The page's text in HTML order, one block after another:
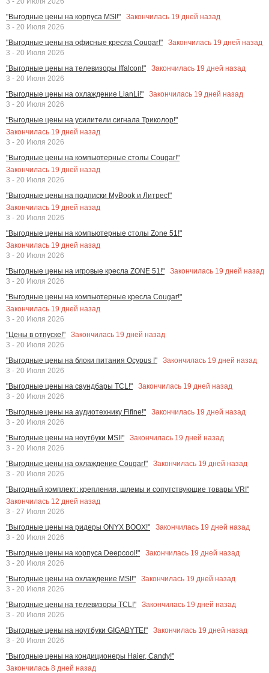
"Выгодные цены на корпуса MSI!"
Закончилась 19 дней назад
3 - 20 Июля 2026
"Выгодные цены на офисные кресла Cougar!"
Закончилась 19 дней назад
3 - 20 Июля 2026
"Выгодные цены на телевизоры Iffalcon!"
Закончилась 19 дней назад
3 - 20 Июля 2026
"Выгодные цены на охлаждение LianLi!"
Закончилась 19 дней назад
3 - 20 Июля 2026
"Выгодные цены на усилители сигнала Триколор!"
Закончилась 19 дней назад
3 - 20 Июля 2026
"Выгодные цены на компьютерные столы Cougar!"
Закончилась 19 дней назад
3 - 20 Июля 2026
"Выгодные цены на подписки MyBook и Литрес!"
Закончилась 19 дней назад
3 - 20 Июля 2026
"Выгодные цены на компьютерные столы Zone 51!"
Закончилась 19 дней назад
3 - 20 Июля 2026
"Выгодные цены на игровые кресла ZONE 51!"
Закончилась 19 дней назад
3 - 20 Июля 2026
"Выгодные цены на компьютерные кресла Cougar!"
Закончилась 19 дней назад
3 - 20 Июля 2026
"Цены в отпуске!"
Закончилась 19 дней назад
3 - 20 Июля 2026
"Выгодные цены на блоки питания Ocypus !"
Закончилась 19 дней назад
3 - 20 Июля 2026
"Выгодные цены на саундбары TCL!"
Закончилась 19 дней назад
3 - 20 Июля 2026
"Выгодные цены на аудиотехнику Fifine!"
Закончилась 19 дней назад
3 - 20 Июля 2026
"Выгодные цены на ноутбуки MSI!"
Закончилась 19 дней назад
3 - 20 Июля 2026
"Выгодные цены на охлаждение Cougar!"
Закончилась 19 дней назад
3 - 20 Июля 2026
"Выгодный комплект: крепления, шлемы и сопутствующие товары VR!"
Закончилась 12 дней назад
3 - 27 Июля 2026
"Выгодные цены на ридеры ONYX BOOX!"
Закончилась 19 дней назад
3 - 20 Июля 2026
"Выгодные цены на корпуса Deepcool!"
Закончилась 19 дней назад
3 - 20 Июля 2026
"Выгодные цены на охлаждение MSI!"
Закончилась 19 дней назад
3 - 20 Июля 2026
"Выгодные цены на телевизоры TCL!"
Закончилась 19 дней назад
3 - 20 Июля 2026
"Выгодные цены на ноутбуки GIGABYTE!"
Закончилась 19 дней назад
3 - 20 Июля 2026
"Выгодные цены на кондиционеры Haier, Candy!"
Закончилась 8 дней назад